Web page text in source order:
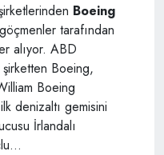
Boeing
tarafından
alıyor. ABD
Boeing,
Boeing
denizaltı gemisini
İrlandalı